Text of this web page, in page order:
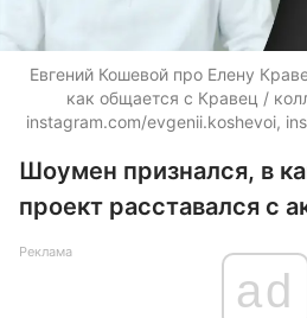
Евгений Кошевой про Елену
как общается с Кравец /
instagram.com/evgenii.koshevoi,
Шоумен признался, в
проект расставался с
Реклама
ad